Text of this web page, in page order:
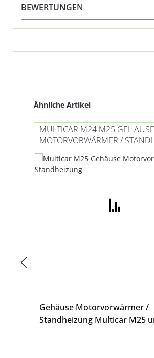
BEWERTUNGEN
Produktgalerie überspringen
Ähnliche Artikel
MULTICAR M24 M25 GEHÄUSE
MOTORVORWÄRMER /
Gehäuse Motorvorwärmer /
Standheizung Multicar M25